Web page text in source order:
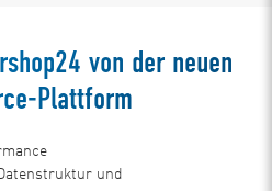
von der neuen
Plattform
und